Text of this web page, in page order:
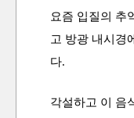
요즘 입질의 추
고 방광 내시경
다.
각설하고 이 음